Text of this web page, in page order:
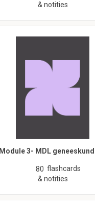
& notities
Module 3- MDL
80 flashcards
& notities